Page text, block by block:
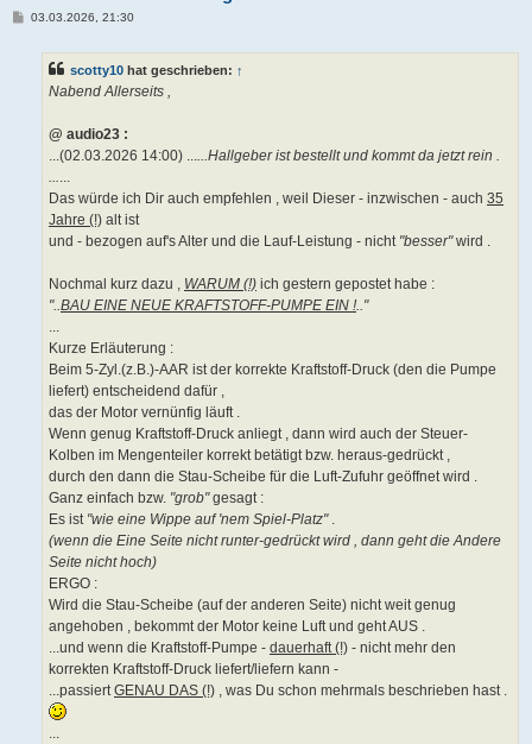
B03.03.2026, 21:30
scotty10 hat geschrieben: ↑
Nabend Allerseits ,
@ audio23 :
...(02.03.2026 14:00) ......Hallgeber ist bestellt und kommt da jetzt rein .
......
Das würde ich Dir auch empfehlen , weil Dieser - inzwischen - auch 35
Jahre (!) alt ist
und - bezogen auf's Alter und die Lauf-Leistung - nicht "besser"wird .
Nochmal kurz dazu , WARUM (!) ich gestern gepostet habe :
"..BAU EINE NEUE KRAFTSTOFF-PUMPE EIN !.."
...
Kurze Erläuterung :
Beim 5-Zyl.(z.B.)-AAR ist der korrekte Kraftstoff-Druck (den die Pumpe
liefert) entscheidend dafür ,
das der Motor vernünfig läuft .
Wenn genug Kraftstoff-Druck anliegt , dann wird auch der Steuer-
Kolben im Mengenteiler korrekt betätigt bzw. heraus-gedrückt ,
durch den dann die Stau-Scheibe für die Luft-Zufuhr geöffnet wird .
Ganz einfach bzw. "grob"gesagt :
Es ist "wie eine Wippe auf 'nem Spiel-Platz".
(wenn die Eine Seite nicht runter-gedrückt wird , dann geht die Andere
Seite nicht hoch)
ERGO :
Wird die Stau-Scheibe (auf der anderen Seite) nicht weit genug
angehoben , bekommt der Motor keine Luft und geht AUS .
...und wenn die Kraftstoff-Pumpe - dauerhaft (!) - nicht mehr den
korrekten Kraftstoff-Druck liefert/liefern kann -
...passiertGENAU DAS (!) , was Du schon mehrmals beschrieben hast .
...